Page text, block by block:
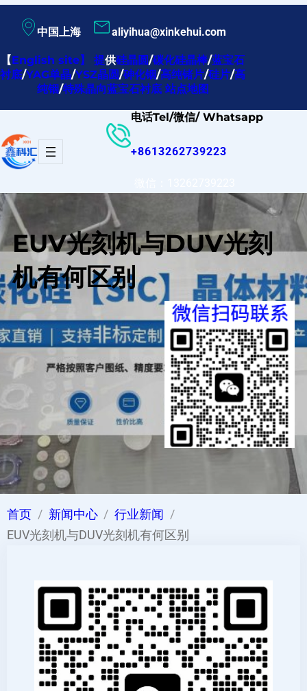
内
容
中国上海 aliyihua@xinkehui.com
【English site】提供硅晶圆/碳化硅晶棒/蓝宝石
衬底/YAG单晶/YSZ晶圆/砷化铟/高纯锗片/硅片/高
纯铟/特殊晶向蓝宝石衬底 站点地图
电话Tel/微信/ Whatsapp
+8613262739223
EUV光刻机与DUV光刻
机有何区别
首页 新闻中心
行业新闻
EUV光刻机与DUV光刻机有何区别